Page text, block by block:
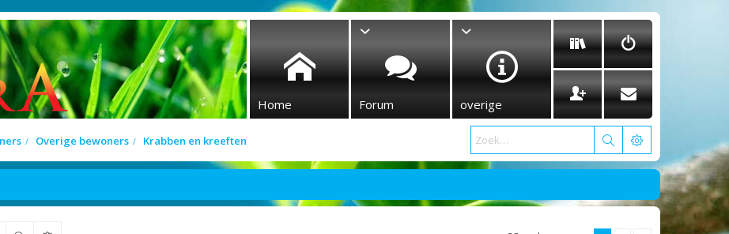
Home Forum overige
Overige bewoners Krabben en kreeften